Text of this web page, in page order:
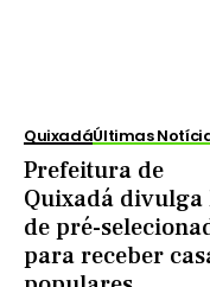
QuixadáÚltimas
Prefeitura de
Quixadá divulga
de pré-
para receber